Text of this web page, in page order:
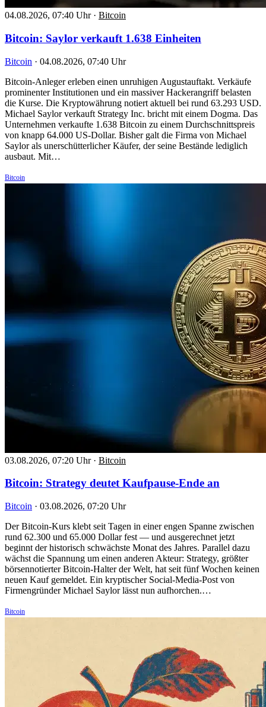
04.08.2026, 07:40 Uhr · Bitcoin
Bitcoin: Saylor verkauft 1.638 Einheiten
Bitcoin · 04.08.2026, 07:40 Uhr
Bitcoin-Anleger erleben einen unruhigen Augustauftakt. Verkäufe
prominenter Institutionen und ein massiver Hackerangriff belasten
die Kurse. Die Kryptowährung notiert aktuell bei rund 63.293 USD.
Michael Saylor verkauft Strategy Inc. bricht mit einem Dogma. Das
Unternehmen verkaufte 1.638 Bitcoin zu einem Durchschnittspreis
von knapp 64.000 US-Dollar. Bisher galt die Firma von Michael
Saylor als unerschütterlicher Käufer, der seine Bestände lediglich
ausbaut. Mit…
Bitcoin
03.08.2026, 07:20 Uhr · Bitcoin
Bitcoin: Strategy deutet Kaufpause-Ende an
Bitcoin · 03.08.2026, 07:20 Uhr
Der Bitcoin-Kurs klebt seit Tagen in einer engen Spanne zwischen
rund 62.300 und 65.000 Dollar fest — und ausgerechnet jetzt
beginnt der historisch schwächste Monat des Jahres. Parallel dazu
wächst die Spannung um einen anderen Akteur: Strategy, größter
börsennotierter Bitcoin-Halter der Welt, hat seit fünf Wochen keinen
neuen Kauf gemeldet. Ein kryptischer Social-Media-Post von
Firmengründer Michael Saylor lässt nun aufhorchen.…
Bitcoin